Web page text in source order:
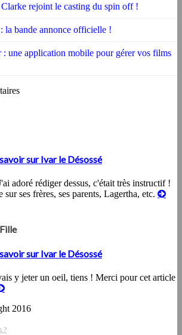
rejoint le casting du spin off !
la bande annonce officielle !
une application mobile pour gérer vos films
sur Ivar le Désossé
adoré rédiger dessus, c'était très instructif !
sur ses frères, ses parents, Lagertha, etc.
sur Ivar le Désossé
y jeter un oeil, tiens ! Merci pour cet article
2016
?